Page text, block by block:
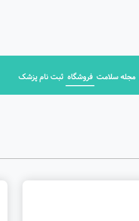
مجله سلامت فروشگاه ثبت نام پزشک